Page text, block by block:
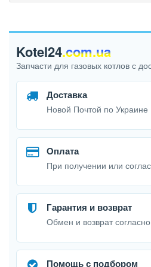
Kotel24.com.ua
Запчасти для газовых котлов с
Доставка
Новой Почтой по Украине
Оплата
При получении или
Гарантия и возврат
Обмен и возврат
Помощь с подбором